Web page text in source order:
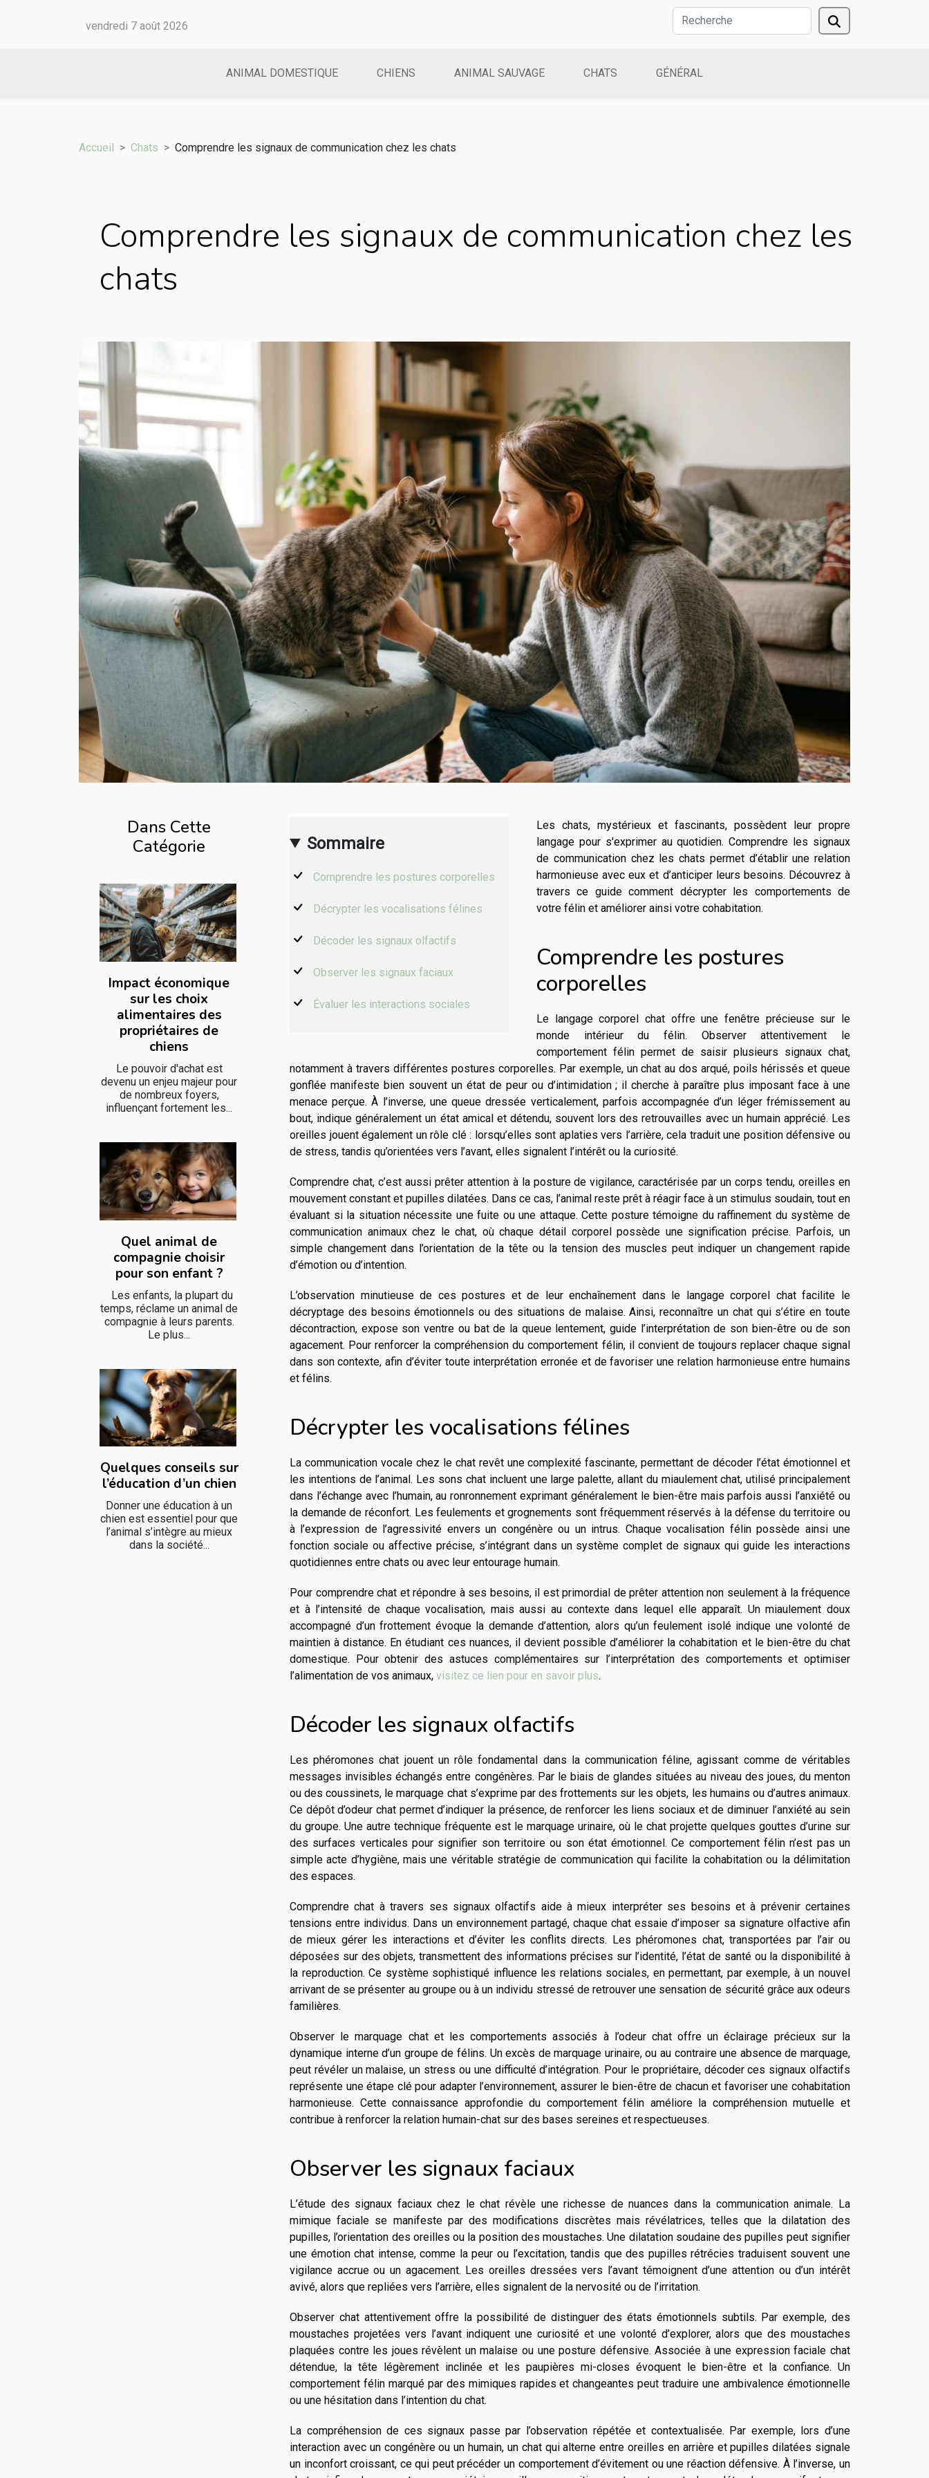
vendredi 7 août 2026
ANIMAL DOMESTIQUE CHIENS ANIMAL SAUVAGE CHATS GÉNÉRAL
Accueil Chats Comprendre les signaux de communication chez les chats
Comprendre les signaux de communication chez les
chats
Dans Cette
Catégorie
Impact économique
sur les choix
alimentaires des
propriétaires de
chiens
Le pouvoir d'achat est
devenu un enjeu majeur pour
de nombreux foyers,
influençant fortement les...
Quel animal de
compagnie choisir
pour son enfant ?
Les enfants, la plupart du
temps, réclame un animal de
compagnie à leurs parents.
Le plus...
Quelques conseils sur
l’éducation d’un chien
Donner une éducation à un
chien est essentiel pour que
l’animal s’intègre au mieux
dans la société...
Sommaire
Comprendre les postures corporelles
Décrypter les vocalisations félines
Décoder les signaux olfactifs
Observer les signaux faciaux
Évaluer les interactions sociales
Les chats, mystérieux et fascinants, possèdent leur propre
langage pour s'exprimer au quotidien. Comprendre les signaux
de communication chez les chats permet d’établir une relation
harmonieuse avec eux et d’anticiper leurs besoins. Découvrez à
travers ce guide comment décrypter les comportements de
votre félin et améliorer ainsi votre cohabitation.
Comprendre les postures
corporelles
Le langage corporel chat offre une fenêtre précieuse sur le
monde intérieur du félin. Observer attentivement le
comportement félin permet de saisir plusieurs signaux chat,
notamment à travers différentes postures corporelles. Par exemple, un chat au dos arqué, poils hérissés et queue
gonflée manifeste bien souvent un état de peur ou d’intimidation ; il cherche à paraître plus imposant face à une
menace perçue. À l’inverse, une queue dressée verticalement, parfois accompagnée d’un léger frémissement au
bout, indique généralement un état amical et détendu, souvent lors des retrouvailles avec un humain apprécié. Les
oreilles jouent également un rôle clé : lorsqu’elles sont aplaties vers l’arrière, cela traduit une position défensive ou
de stress, tandis qu’orientées vers l’avant, elles signalent l’intérêt ou la curiosité.
Comprendre chat, c’est aussi prêter attention à la posture de vigilance, caractérisée par un corps tendu, oreilles en
mouvement constant et pupilles dilatées. Dans ce cas, l’animal reste prêt à réagir face à un stimulus soudain, tout en
évaluant si la situation nécessite une fuite ou une attaque. Cette posture témoigne du raffinement du système de
communication animaux chez le chat, où chaque détail corporel possède une signification précise. Parfois, un
simple changement dans l’orientation de la tête ou la tension des muscles peut indiquer un changement rapide
d’émotion ou d’intention.
L’observation minutieuse de ces postures et de leur enchaînement dans le langage corporel chat facilite le
décryptage des besoins émotionnels ou des situations de malaise. Ainsi, reconnaître un chat qui s’étire en toute
décontraction, expose son ventre ou bat de la queue lentement, guide l’interprétation de son bien-être ou de son
agacement. Pour renforcer la compréhension du comportement félin, il convient de toujours replacer chaque signal
dans son contexte, afin d’éviter toute interprétation erronée et de favoriser une relation harmonieuse entre humains
et félins.
Décrypter les vocalisations félines
La communication vocale chez le chat revêt une complexité fascinante, permettant de décoder l’état émotionnel et
les intentions de l’animal. Les sons chat incluent une large palette, allant du miaulement chat, utilisé principalement
dans l’échange avec l’humain, au ronronnement exprimant généralement le bien-être mais parfois aussi l’anxiété ou
la demande de réconfort. Les feulements et grognements sont fréquemment réservés à la défense du territoire ou
à l’expression de l’agressivité envers un congénère ou un intrus. Chaque vocalisation félin possède ainsi une
fonction sociale ou affective précise, s’intégrant dans un système complet de signaux qui guide les interactions
quotidiennes entre chats ou avec leur entourage humain.
Pour comprendre chat et répondre à ses besoins, il est primordial de prêter attention non seulement à la fréquence
et à l’intensité de chaque vocalisation, mais aussi au contexte dans lequel elle apparaît. Un miaulement doux
accompagné d’un frottement évoque la demande d’attention, alors qu’un feulement isolé indique une volonté de
maintien à distance. En étudiant ces nuances, il devient possible d’améliorer la cohabitation et le bien-être du chat
domestique. Pour obtenir des astuces complémentaires sur l’interprétation des comportements et optimiser
l’alimentation de vos animaux, visitez ce lien pour en savoir plus.
Décoder les signaux olfactifs
Les phéromones chat jouent un rôle fondamental dans la communication féline, agissant comme de véritables
messages invisibles échangés entre congénères. Par le biais de glandes situées au niveau des joues, du menton
ou des coussinets, le marquage chat s’exprime par des frottements sur les objets, les humains ou d’autres animaux.
Ce dépôt d’odeur chat permet d’indiquer la présence, de renforcer les liens sociaux et de diminuer l’anxiété au sein
du groupe. Une autre technique fréquente est le marquage urinaire, où le chat projette quelques gouttes d’urine sur
des surfaces verticales pour signifier son territoire ou son état émotionnel. Ce comportement félin n’est pas un
simple acte d’hygiène, mais une véritable stratégie de communication qui facilite la cohabitation ou la délimitation
des espaces.
Comprendre chat à travers ses signaux olfactifs aide à mieux interpréter ses besoins et à prévenir certaines
tensions entre individus. Dans un environnement partagé, chaque chat essaie d’imposer sa signature olfactive afin
de mieux gérer les interactions et d’éviter les conflits directs. Les phéromones chat, transportées par l’air ou
déposées sur des objets, transmettent des informations précises sur l’identité, l’état de santé ou la disponibilité à
la reproduction. Ce système sophistiqué influence les relations sociales, en permettant, par exemple, à un nouvel
arrivant de se présenter au groupe ou à un individu stressé de retrouver une sensation de sécurité grâce aux odeurs
familières.
Observer le marquage chat et les comportements associés à l’odeur chat offre un éclairage précieux sur la
dynamique interne d’un groupe de félins. Un excès de marquage urinaire, ou au contraire une absence de marquage,
peut révéler un malaise, un stress ou une difficulté d’intégration. Pour le propriétaire, décoder ces signaux olfactifs
représente une étape clé pour adapter l’environnement, assurer le bien-être de chacun et favoriser une cohabitation
harmonieuse. Cette connaissance approfondie du comportement félin améliore la compréhension mutuelle et
contribue à renforcer la relation humain-chat sur des bases sereines et respectueuses.
Observer les signaux faciaux
L’étude des signaux faciaux chez le chat révèle une richesse de nuances dans la communication animale. La
mimique faciale se manifeste par des modifications discrètes mais révélatrices, telles que la dilatation des
pupilles, l’orientation des oreilles ou la position des moustaches. Une dilatation soudaine des pupilles peut signifier
une émotion chat intense, comme la peur ou l’excitation, tandis que des pupilles rétrécies traduisent souvent une
vigilance accrue ou un agacement. Les oreilles dressées vers l’avant témoignent d’une attention ou d’un intérêt
avivé, alors que repliées vers l’arrière, elles signalent de la nervosité ou de l’irritation.
Observer chat attentivement offre la possibilité de distinguer des états émotionnels subtils. Par exemple, des
moustaches projetées vers l’avant indiquent une curiosité et une volonté d’explorer, alors que des moustaches
plaquées contre les joues révèlent un malaise ou une posture défensive. Associée à une expression faciale chat
détendue, la tête légèrement inclinée et les paupières mi-closes évoquent le bien-être et la confiance. Un
comportement félin marqué par des mimiques rapides et changeantes peut traduire une ambivalence émotionnelle
ou une hésitation dans l’intention du chat.
La compréhension de ces signaux passe par l’observation répétée et contextualisée. Par exemple, lors d’une
interaction avec un congénère ou un humain, un chat qui alterne entre oreilles en arrière et pupilles dilatées signale
un inconfort croissant, ce qui peut précéder un comportement d’évitement ou une réaction défensive. À l’inverse, un